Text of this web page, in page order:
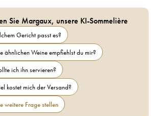
Sie Margaux, unsere KI-Sommelière
Gericht passt es?
ähnlichen Weine empfiehlst du mir?
ich ihn servieren?
kostet mich der Versand?
weitere Frage stellen